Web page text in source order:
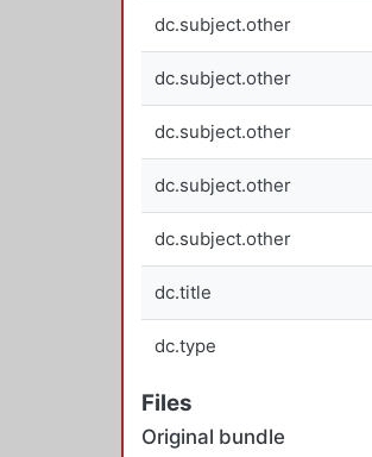
dc.subject.other
dc.subject.other
dc.subject.other
dc.subject.other
dc.subject.other
dc.title
dc.type
Files
Original bundle